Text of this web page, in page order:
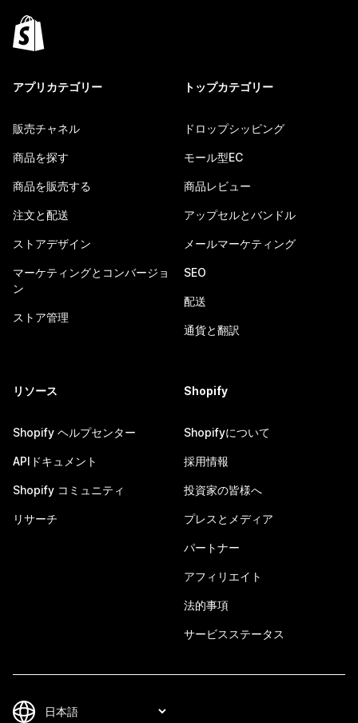
アプリカテゴリー
販売チャネル
商品を探す
商品を販売する
注文と配送
ストアデザイン
マーケティングとコンバージョ
ン
ストア管理
トップカテゴリー
ドロップシッピング
モール型EC
商品レビュー
アップセルとバンドル
メールマーケティング
SEO
配送
通貨と翻訳
リソース
Shopify ヘルプセンター
APIドキュメント
Shopify コミュニティ
リサーチ
Shopify
Shopifyについて
採用情報
投資家の皆様へ
プレスとメディア
パートナー
アフィリエイト
法的事項
サービスステータス